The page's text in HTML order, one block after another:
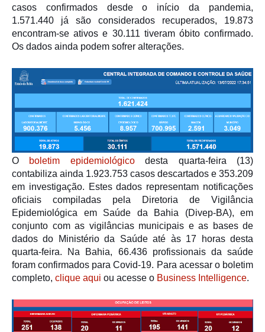
casos confirmados desde o início da pandemia,
1.571.440 já são considerados recuperados, 19.873
encontram-se ativos e 30.111 tiveram óbito confirmado.
Os dados ainda podem sofrer alterações.
O boletim epidemiológicodesta quarta-feira (13)
contabiliza ainda 1.923.753 casos descartados e 353.209
em investigação. Estes dados representam notificações
oficiais compiladas pela Diretoria de Vigilância
Epidemiológica em Saúde da Bahia (Divep-BA), em
conjunto com as vigilâncias municipais e as bases de
dados do Ministério da Saúde até às 17 horas desta
quarta-feira. Na Bahia, 66.436 profissionais da saúde
foram confirmados para Covid-19. Para acessar o boletim
completo, clique aqui ou acesse o Business Intelligence.